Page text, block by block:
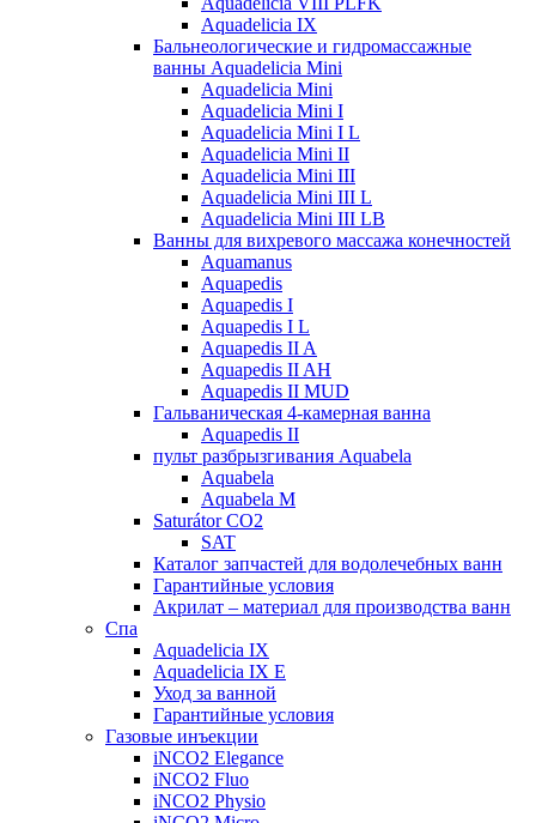
Aquadelicia IX
Бальнеологические и гидромассажные
ванны Aquadelicia Mini
Aquadelicia Mini
Aquadelicia Mini I
Aquadelicia Mini I L
Aquadelicia Mini II
Aquadelicia Mini III
Aquadelicia Mini III L
Aquadelicia Mini III LB
Ванны для вихревого массажа конечностей
Aquamanus
Aquapedis
Aquapedis I
Aquapedis I L
Aquapedis II A
Aquapedis II AH
Aquapedis II MUD
Гальваническая 4-камерная вaннa
Aquapedis II
пульт рaзбрызгивaния Aquabela
Aquabela
Aquabela M
Saturátor CO2
SAT
Кaтaлог запчастeй для водолечебных ванн
Гарантийные ycлoвия
Акрилат – материал для производства ванн
Спа
Aquadelicia IX
Aquadelicia IX E
Уход за ванной
Гарантийные ycлoвия
Газовые инъекции
iNCO2 Elegance
iNCO2 Fluo
iNCO2 Physio